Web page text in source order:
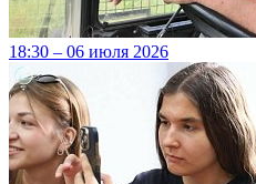
18:30 – 06 июля 2026